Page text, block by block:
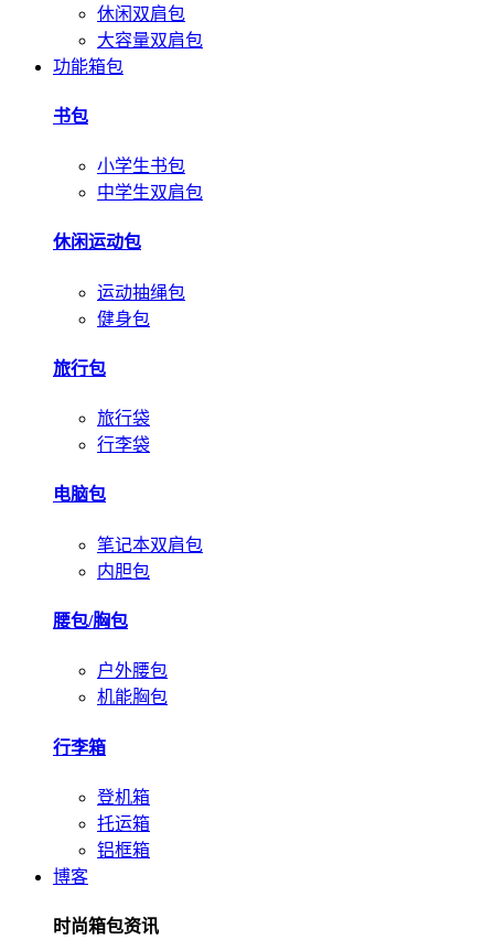
休闲双肩包
大容量双肩包
功能箱包
书包
小学生书包
中学生双肩包
休闲运动包
运动抽绳包
健身包
旅行包
旅行袋
行李袋
电脑包
笔记本双肩包
内胆包
腰包/胸包
户外腰包
机能胸包
行李箱
登机箱
托运箱
铝框箱
博客
时尚箱包资讯